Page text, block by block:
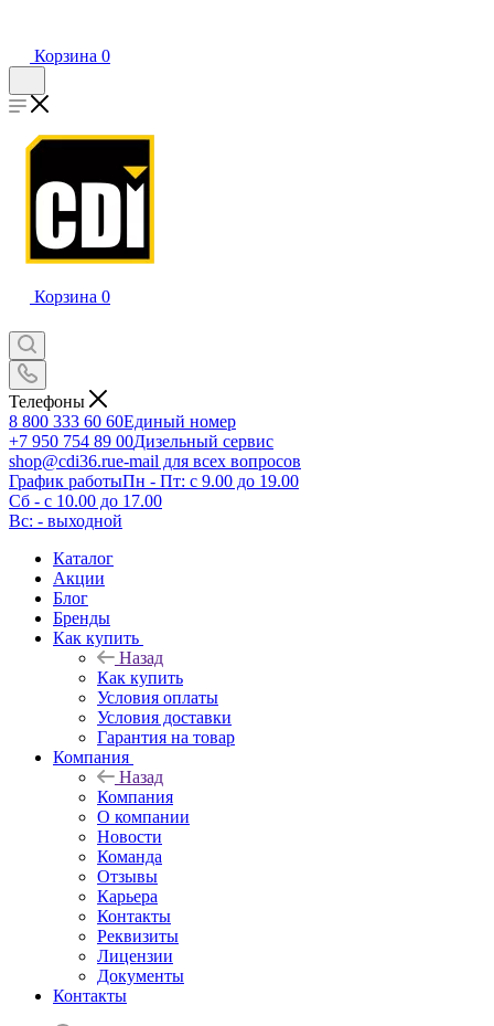
Корзина 0
Корзина 0
Телефоны
8 800 333 60 60Единый номер
+7 950 754 89 00Дизельный сервис
shop@cdi36.rue-mail для всех вопросов
График работыПн - Пт: с 9.00 до 19.00
Сб - с 10.00 до 17.00
Вс: - выходной
Каталог
Акции
Блог
Бренды
Как купить
Назад
Как купить
Условия оплаты
Условия доставки
Гарантия на товар
Компания
Назад
Компания
О компании
Новости
Команда
Отзывы
Карьера
Контакты
Реквизиты
Лицензии
Документы
Контакты